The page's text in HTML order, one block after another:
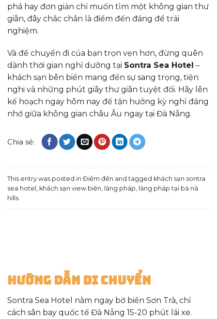
phá hay đơn giản chỉ muốn tìm một không gian thư
giãn, đây chắc chắn là điểm đến đáng để trải
nghiệm.
Và để chuyến đi của bạn trọn vẹn hơn, đừng quên
dành thời gian nghỉ dưỡng tại Sontra Sea Hotel –
khách sạn bên biển mang đến sự sang trọng, tiện
nghi và những phút giây thư giãn tuyệt đối. Hãy lên
kế hoạch ngay hôm nay để tận hưởng kỳ nghỉ đáng
nhớ giữa không gian châu Âu ngay tại Đà Nẵng.
Chia sẻ:
This entry was posted in Điểm đến and tagged khách sạn sontra
sea hotel
khách sạn view biển làng pháp
làng pháp tại bà nà
hills
Hướng Dẫn Di Chuyển
Sontra Sea Hotel nằm ngay bờ biển Sơn Trà, chỉ
cách sân bay quốc tế Đà Nẵng 15-20 phút lái xe.